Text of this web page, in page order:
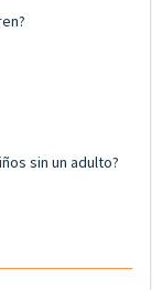
sin un adulto?